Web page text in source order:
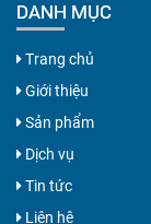
DANH MỤC
Trang chủ
Giới thiệu
Sản phẩm
Dịch vụ
Tin tức
Liên hệ